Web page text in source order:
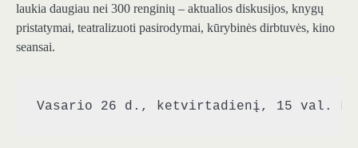
laukia daugiau nei 300 renginių – aktualios diskusijos, knygų
pristatymai, teatralizuoti pasirodymai, kūrybinės dirbtuvės, kino
seansai.
Vasario 26 d., ketvirtadienį, 15 val.